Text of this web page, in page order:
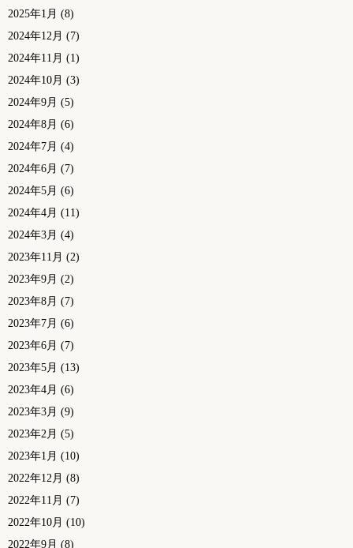
2025年1月 (8)
2024年12月 (7)
2024年11月 (1)
2024年10月 (3)
2024年9月 (5)
2024年8月 (6)
2024年7月 (4)
2024年6月 (7)
2024年5月 (6)
2024年4月 (11)
2024年3月 (4)
2023年11月 (2)
2023年9月 (2)
2023年8月 (7)
2023年7月 (6)
2023年6月 (7)
2023年5月 (13)
2023年4月 (6)
2023年3月 (9)
2023年2月 (5)
2023年1月 (10)
2022年12月 (8)
2022年11月 (7)
2022年10月 (10)
2022年9月 (8)